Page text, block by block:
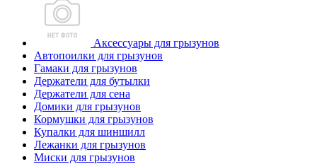
Аксессуары для грызунов
Автопоилки для грызунов
Гамаки для грызунов
Держатели для бутылки
Держатели для сена
Домики для грызунов
Кормушки для грызунов
Купалки для шиншилл
Лежанки для грызунов
Миски для грызунов